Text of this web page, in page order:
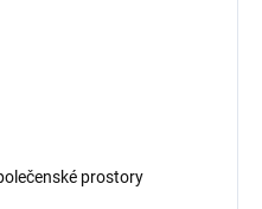
prostory